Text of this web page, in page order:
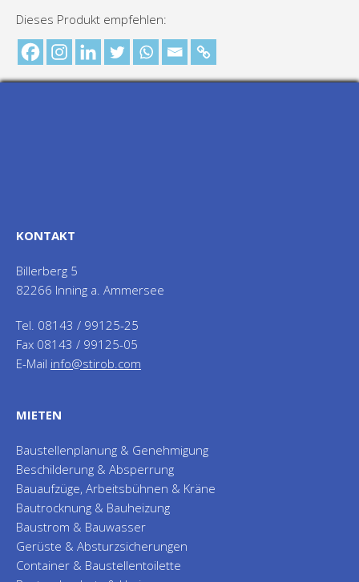
Dieses Produkt empfehlen:
KONTAKT
Billerberg 5
82266 Inning a. Ammersee
Tel. 08143 / 99125-25
Fax 08143 / 99125-05
E-Mail info@stirob.com
MIETEN
Baustellenplanung & Genehmigung
Beschilderung & Absperrung
Bauaufzüge, Arbeitsbühnen & Kräne
Bautrocknung & Bauheizung
Baustrom & Bauwasser
Gerüste & Absturzsicherungen
Container & Baustellentoilette